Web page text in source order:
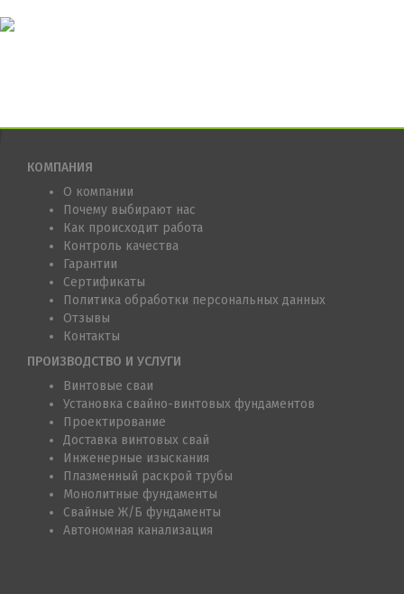
КОМПАНИЯ
О компании
Почему выбирают нас
Как происходит работа
Контроль качества
Гарантии
Сертификаты
Политика обработки персональных данных
Отзывы
Контакты
ПРОИЗВОДСТВО И УСЛУГИ
Винтовые сваи
Установка свайно-винтовых фундаментов
Проектирование
Доставка винтовых свай
Инженерные изыскания
Плазменный раскрой трубы
Монолитные фундаменты
Свайные Ж/Б фундаменты
Автономная канализация